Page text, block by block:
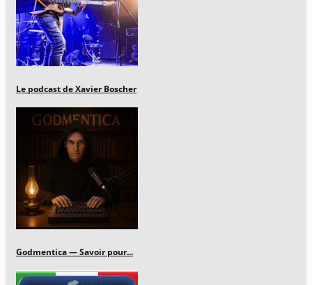
Le podcast de Xavier Boscher
Godmentica — Savoir pour...